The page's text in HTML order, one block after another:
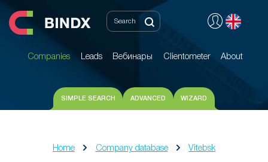
Companies Leads Вебинары Clientometer About
Companies Leads Вебинары Clientometer About
SIMPLE SEARCH ADVANCED WIZARD
Home Company database Vitebsk